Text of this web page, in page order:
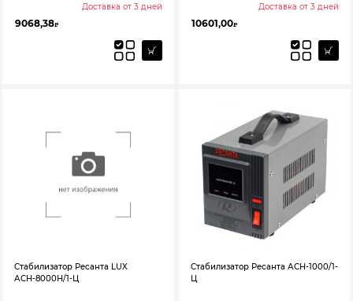
Доставка от 3 дней
9068,38₽
Доставка от 3 дней
10601,00₽
Стабилизатор Ресанта LUX
АСН-8000Н/1-Ц
Стабилизатор Ресанта АСН-1000/1-
Ц